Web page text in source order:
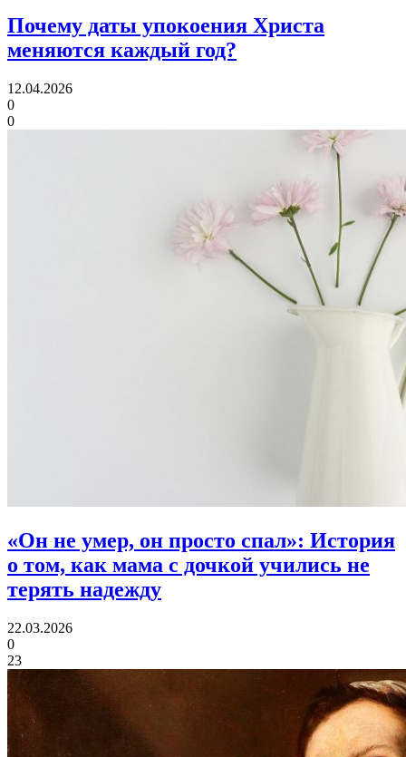
Почему даты упокоения Христа
меняются каждый год?
12.04.2026
0
0
«Он не умер, он просто спал»: История
о том, как мама с дочкой учились не
терять надежду
22.03.2026
0
23